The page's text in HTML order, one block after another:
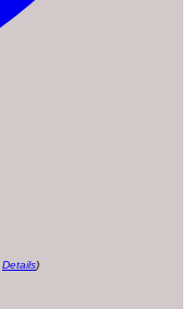
Details)